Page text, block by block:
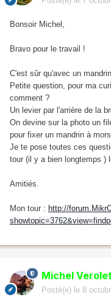
Bonsoir Michel,
Bravo pour le travail !
C'est sûr qu'avec un
Petite question, pour ma
comment ?
Un levier par l'arrière de la
On devine sur la photo un
pour fixer un mandrin à
Je te pose toutes ces
tour (il y a bien longtemps )
Amitiés.
Mon tour : http://
Michel Verolet
Posté(e) le 8